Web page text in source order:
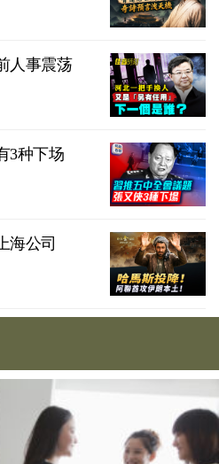
人事震荡
3种下场
海公司